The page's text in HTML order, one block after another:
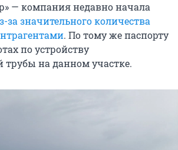
— компания недавно начала
за значительного количества
. По тому же паспорту
по устройству
трубы на данном участке.